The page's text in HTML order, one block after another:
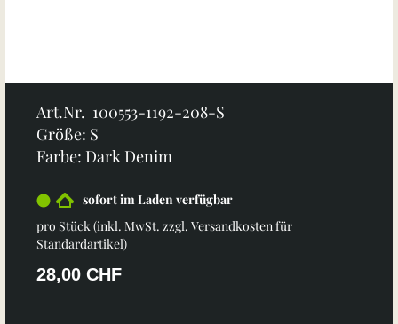
Art.Nr. 100553-1192-208-S
Größe: S
Farbe: Dark Denim
sofort im Laden verfügbar
pro Stück (inkl. MwSt. zzgl. Versandkosten für
Standardartikel)
28,00 CHF